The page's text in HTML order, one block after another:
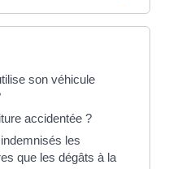
son véhicule
accidentée ?
les
que les dégâts à la